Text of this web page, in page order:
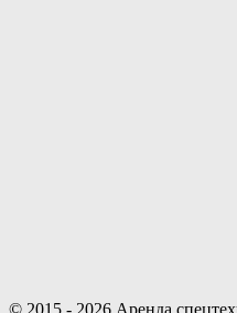
© 2015 - 2026 Аренда